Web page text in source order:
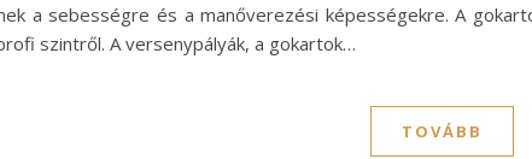
a sebességre és a manőverezési képességekre. A
szintről. A versenypályák, a gokartok…
TOVÁBB